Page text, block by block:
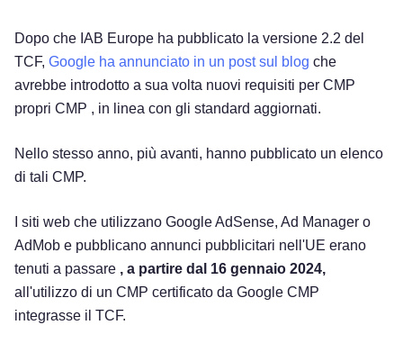
Dopo che IAB Europe ha pubblicato la versione 2.2 del
TCF, Google ha annunciato in un post sul blog che
avrebbe introdotto a sua volta nuovi requisiti per CMP
propri CMP , in linea con gli standard aggiornati.
Nello stesso anno, più avanti, hanno pubblicato un elenco
di tali CMP.
I siti web che utilizzano Google AdSense, Ad Manager o
AdMob e pubblicano annunci pubblicitari nell'UE erano
tenuti a passare , a partire dal 16 gennaio 2024,
all'utilizzo di un CMP certificato da Google CMP
integrasse il TCF.